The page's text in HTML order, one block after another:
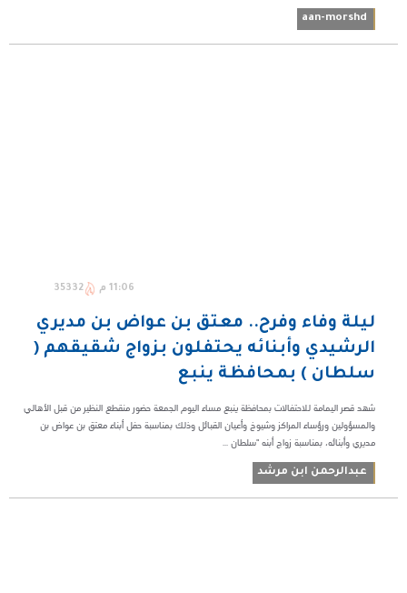
aan-morshd
11:06 م 35332
ليلة وفاء وفرح.. معتق بن عواض بن مديري
الرشيدي وأبنائه يحتفلون بزواج شقيقهم (
سلطان ) بمحافظة ينبع
شهد قصر اليمامة للاحتفالات بمحافظة ينبع مساء اليوم الجمعة حضور منقطع النظير من قبل الأهالي
والمسؤولين ورؤساء المراكز وشيوخ وأعيان القبائل وذلك بمناسبة حفل أبناء معتق بن عواض بن
مديري وأبنائه، بمناسبة زواج أبنه "سلطان ...
عبدالرحمن ابن مرشد